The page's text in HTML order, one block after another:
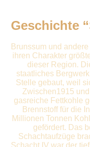
Geschichte
Brunssum und
ihren Charakter
dieser Region.
staatliches
Stelle gebaut, weil
Zwischen1915
gasreiche Fettkohle
Brennstoff für die
Millionen Tonnen
gefördert. Das
Schachtaufzüge
Schacht IV war der